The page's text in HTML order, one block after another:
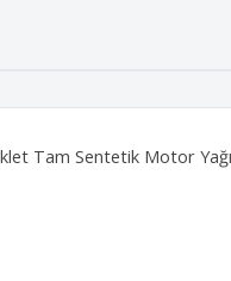
Tam Sentetik Motor